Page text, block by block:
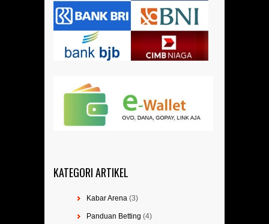
KATEGORI ARTIKEL
Kabar Arena (3)
Panduan Betting (4)